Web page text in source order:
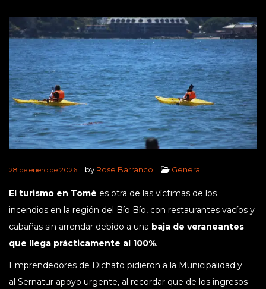
28 de enero de 2026 by Rose Barranco General
El turismo en Tomé es otra de las víctimas de los
incendios en la región del Bío Bío, con restaurantes vacíos y
cabañas sin arrendar debido a una baja de veraneantes
que llega prácticamente al 100%.
Emprendedores de Dichato pidieron a la Municipalidad y
al Sernatur apoyo urgente, al recordar que de los ingresos